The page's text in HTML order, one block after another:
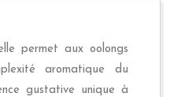
permet aux oolongs
aromatique du
gustative unique à